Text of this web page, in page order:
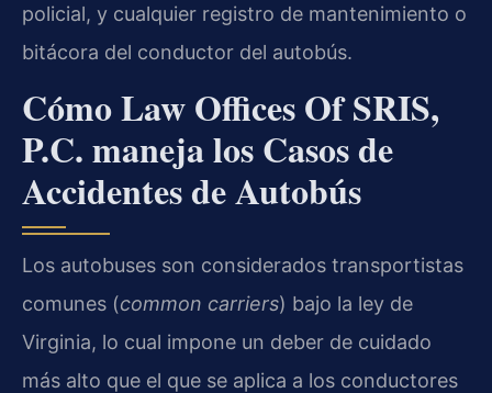
policial, y cualquier registro de mantenimiento o
bitácora del conductor del autobús.
Cómo Law Offices Of SRIS,
P.C. maneja los Casos de
Accidentes de Autobús
Los autobuses son considerados transportistas
comunes (common carriers) bajo la ley de
Virginia, lo cual impone un deber de cuidado
más alto que el que se aplica a los conductores